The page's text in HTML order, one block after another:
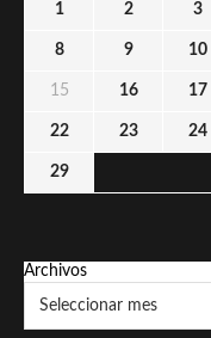
1 2 3
8 9 10
15 16 17
22 23 24
29
Archivos